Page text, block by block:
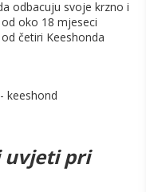
odbacuju svoje krzno i
oko 18 mjeseci
četiri Keeshonda
uvjeti pri